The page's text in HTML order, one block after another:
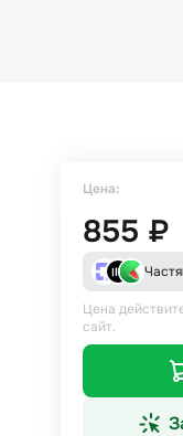
Цена:
855 ₽
Цена
сайт.